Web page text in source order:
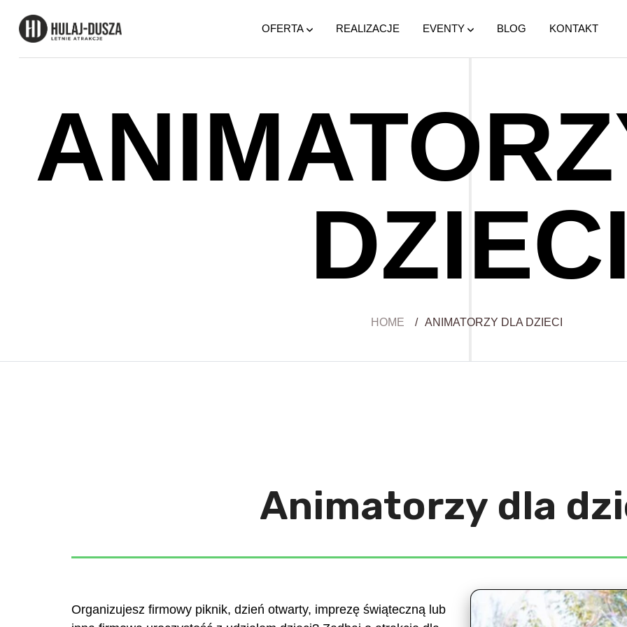
OFERTA REALIZACJE EVENTY BLOG KONTAKT
HOME / ANIMATORZY DLA DZIECI
Animatorzy dla
Organizujesz firmowy piknik, dzień otwarty, imprezę świąteczną lub